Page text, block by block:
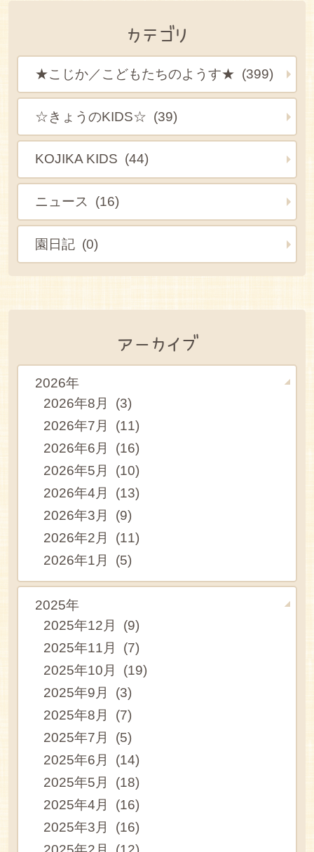
カテゴリ
★こじか／こどもたちのようす★ (399)
☆きょうのKIDS☆ (39)
KOJIKA KIDS (44)
ニュース (16)
園日記 (0)
アーカイブ
2026年
2026年8月 (3)
2026年7月 (11)
2026年6月 (16)
2026年5月 (10)
2026年4月 (13)
2026年3月 (9)
2026年2月 (11)
2026年1月 (5)
2025年
2025年12月 (9)
2025年11月 (7)
2025年10月 (19)
2025年9月 (3)
2025年8月 (7)
2025年7月 (5)
2025年6月 (14)
2025年5月 (18)
2025年4月 (16)
2025年3月 (16)